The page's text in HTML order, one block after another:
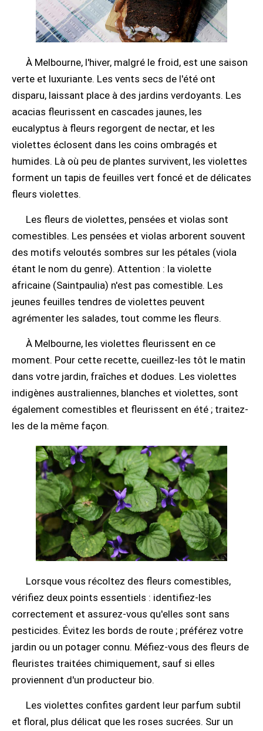
À Melbourne, l'hiver, malgré le froid, est une saison
verte et luxuriante. Les vents secs de l'été ont
disparu, laissant place à des jardins verdoyants. Les
acacias fleurissent en cascades jaunes, les
eucalyptus à fleurs regorgent de nectar, et les
violettes éclosent dans les coins ombragés et
humides. Là où peu de plantes survivent, les violettes
forment un tapis de feuilles vert foncé et de délicates
fleurs violettes.
Les fleurs de violettes, pensées et violas sont
comestibles. Les pensées et violas arborent souvent
des motifs veloutés sombres sur les pétales (viola
étant le nom du genre). Attention : la violette
africaine (Saintpaulia) n'est pas comestible. Les
jeunes feuilles tendres de violettes peuvent
agrémenter les salades, tout comme les fleurs.
À Melbourne, les violettes fleurissent en ce
moment. Pour cette recette, cueillez-les tôt le matin
dans votre jardin, fraîches et dodues. Les violettes
indigènes australiennes, blanches et violettes, sont
également comestibles et fleurissent en été ; traitez-
les de la même façon.
Lorsque vous récoltez des fleurs comestibles,
vérifiez deux points essentiels : identifiez-les
correctement et assurez-vous qu'elles sont sans
pesticides. Évitez les bords de route ; préférez votre
jardin ou un potager connu. Méfiez-vous des fleurs de
fleuristes traitées chimiquement, sauf si elles
proviennent d'un producteur bio.
Les violettes confites gardent leur parfum subtil
et floral, plus délicat que les roses sucrées. Sur un